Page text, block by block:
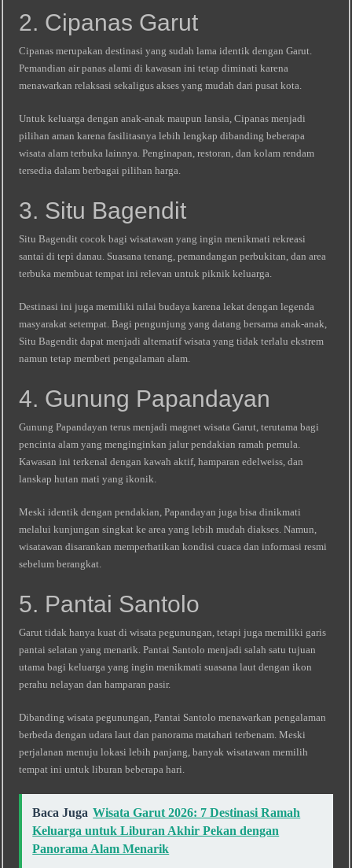
2. Cipanas Garut
Cipanas merupakan destinasi yang sudah lama identik dengan Garut.
Pemandian air panas alami di kawasan ini tetap diminati karena
menawarkan relaksasi sekaligus akses yang mudah dari pusat kota.
Untuk keluarga dengan anak-anak maupun lansia, Cipanas menjadi
pilihan aman karena fasilitasnya lebih lengkap dibanding beberapa
wisata alam terbuka lainnya. Penginapan, restoran, dan kolam rendam
tersedia dalam berbagai pilihan harga.
3. Situ Bagendit
Situ Bagendit cocok bagi wisatawan yang ingin menikmati rekreasi
santai di tepi danau. Suasana tenang, pemandangan perbukitan, dan area
terbuka membuat tempat ini relevan untuk piknik keluarga.
Destinasi ini juga memiliki nilai budaya karena lekat dengan legenda
masyarakat setempat. Bagi pengunjung yang datang bersama anak-anak,
Situ Bagendit dapat menjadi alternatif wisata yang tidak terlalu ekstrem
namun tetap memberi pengalaman alam.
4. Gunung Papandayan
Gunung Papandayan terus menjadi magnet wisata Garut, terutama bagi
pencinta alam yang menginginkan jalur pendakian ramah pemula.
Kawasan ini terkenal dengan kawah aktif, hamparan edelweiss, dan
lanskap hutan mati yang ikonik.
Meski identik dengan pendakian, Papandayan juga bisa dinikmati
melalui kunjungan singkat ke area yang lebih mudah diakses. Namun,
wisatawan disarankan memperhatikan kondisi cuaca dan informasi resmi
sebelum berangkat.
5. Pantai Santolo
Garut tidak hanya kuat di wisata pegunungan, tetapi juga memiliki garis
pantai selatan yang menarik. Pantai Santolo menjadi salah satu tujuan
utama bagi keluarga yang ingin menikmati suasana laut dengan ikon
perahu nelayan dan hamparan pasir.
Dibanding wisata pegunungan, Pantai Santolo menawarkan pengalaman
berbeda dengan udara laut dan panorama matahari terbenam. Meski
perjalanan menuju lokasi lebih panjang, banyak wisatawan memilih
tempat ini untuk liburan beberapa hari.
Baca Juga Wisata Garut 2026: 7 Destinasi Ramah
Keluarga untuk Liburan Akhir Pekan dengan
Panorama Alam Menarik